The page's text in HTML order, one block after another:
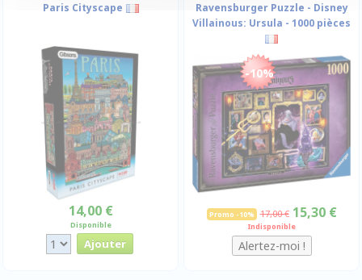
Paris Cityscape
14,00 €
Disponible
Ravensburger Puzzle - Disney
Villainous: Ursula - 1000 pièces
-10%
Promo -10% 17,00 € 15,30 €
Indisponible